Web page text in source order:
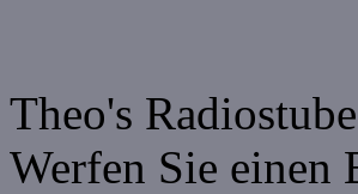
Theo's Radiostube
Werfen Sie einen